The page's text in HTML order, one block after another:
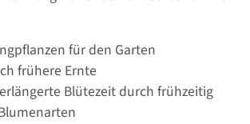
für den Garten
frühere Ernte
Blütezeit durch frühzeitig